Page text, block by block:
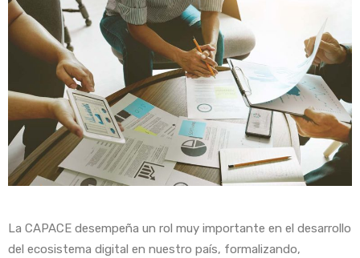
La CAPACE desempeña un rol muy importante en el desarrollo
del ecosistema digital en nuestro país, formalizando,